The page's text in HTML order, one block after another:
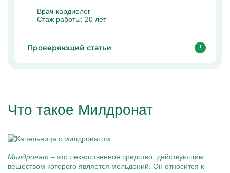
Врач-кардиолог
Стаж работы: 20 лет
Проверяющий статьи
Что такое Милдронат
Милдронат – это лекарственное средство, действующим
веществом которого является мельдоний. Он относится к